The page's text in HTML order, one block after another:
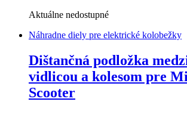
Aktuálne nedostupné
Náhradne diely pre elektrické kolobežky
Dištančná podložka
vidlicou a kolesom pre
Scooter